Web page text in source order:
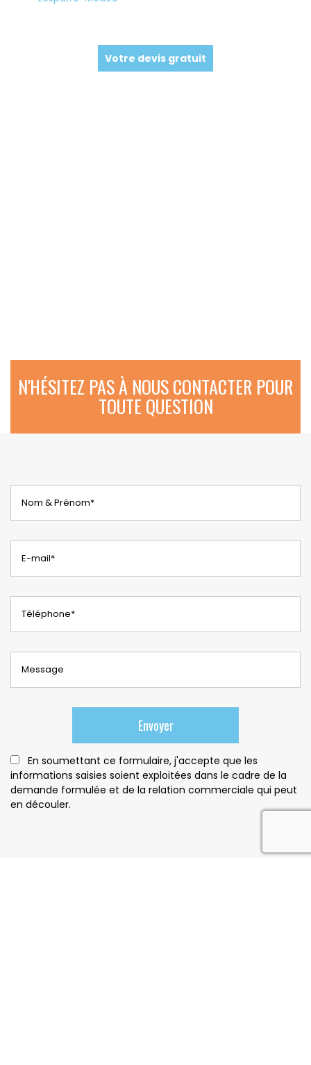
Votre devis gratuit
N'HÉSITEZ PAS À NOUS CONTACTER POUR
TOUTE QUESTION
En soumettant ce formulaire, j'accepte que les
informations saisies soient exploitées dans le cadre de la
demande formulée et de la relation commerciale qui peut
en découler.